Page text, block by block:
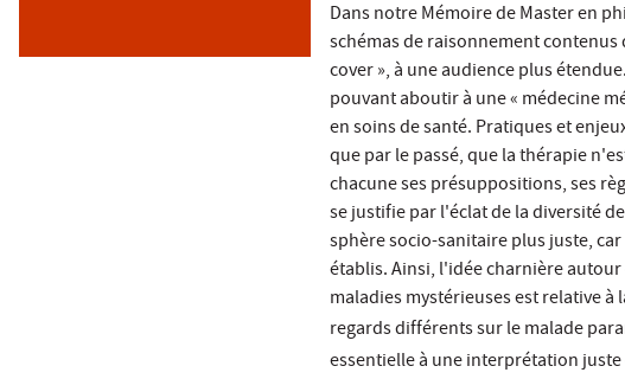
Dans notre Mémoire de Master en
schémas de raisonnement
cover », à une audience plus
pouvant aboutir à une « médecine
en soins de santé. Pratiques et
que par le passé, que la thérapie
chacune ses présuppositions, ses
se justifie par l'éclat de la diversité
sphère socio-sanitaire plus juste,
établis. Ainsi, l'idée charnière
maladies mystérieuses est relative
regards différents sur le malade
essentielle à une interprétation